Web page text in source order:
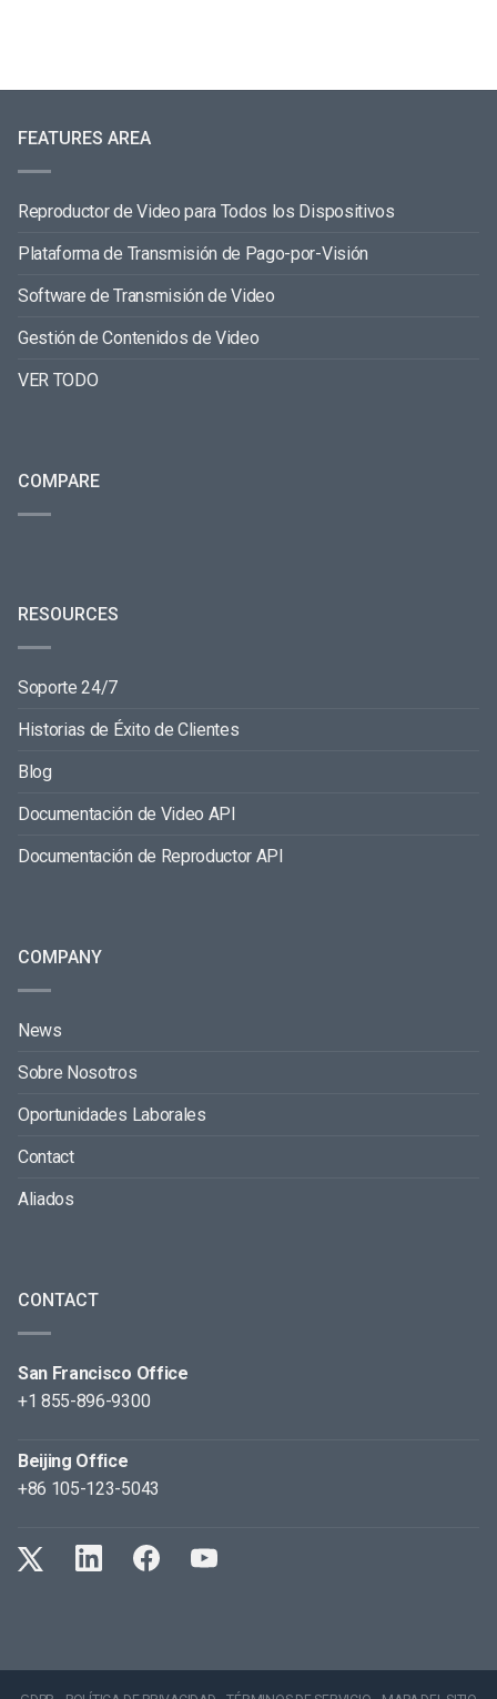
FEATURES AREA
Reproductor de Video para Todos los Dispositivos
Plataforma de Transmisión de Pago-por-Visión
Software de Transmisión de Video
Gestión de Contenidos de Video
VER TODO
COMPARE
RESOURCES
Soporte 24/7
Historias de Éxito de Clientes
Blog
Documentación de Video API
Documentación de Reproductor API
COMPANY
News
Sobre Nosotros
Oportunidades Laborales
Contact
Aliados
CONTACT
San Francisco Office
+1 855-896-9300
Beijing Office
+86 105-123-5043